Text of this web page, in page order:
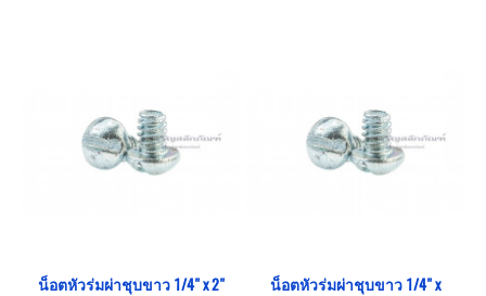
น็อตหัวร่มผ่าชุบขาว 1/4" x 2"
น็อตหัวร่มผ่าชุบขาว 1/4" x